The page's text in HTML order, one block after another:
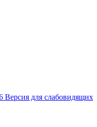
Версия для слабовидящих